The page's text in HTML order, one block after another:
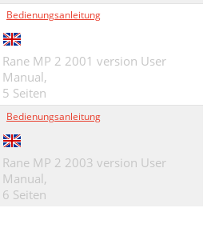
Bedienungsanleitung
Rane MP 2 2001 version User
Manual,
5 Seiten
Bedienungsanleitung
Rane MP 2 2003 version User
Manual,
6 Seiten